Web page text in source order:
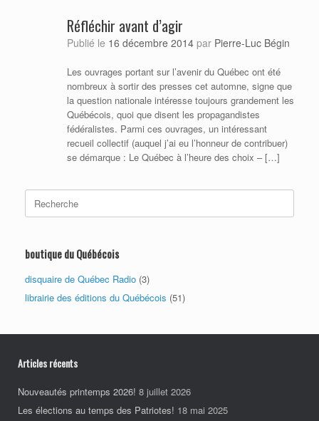
Réfléchir avant d’agir
Publié le 16 décembre 2014 par Pierre-Luc Bégin
Les ouvrages portant sur l’avenir du Québec ont été
nombreux à sortir des presses cet automne, signe que
la question nationale intéresse toujours grandement les
Québécois, quoi que disent les propagandistes
fédéralistes. Parmi ces ouvrages, un intéressant
recueil collectif (auquel j’ai eu l’honneur de contribuer)
se démarque : Le Québec à l’heure des choix – […]
Search
for:
boutique du Québécois
disquaire de Québec Radio (3)
librairie des éditions du Québécois (51)
Articles récents
Nouveautés printemps 2026! 8 juillet 2026
Les élections au temps des Patriotes! 18 mai 2025